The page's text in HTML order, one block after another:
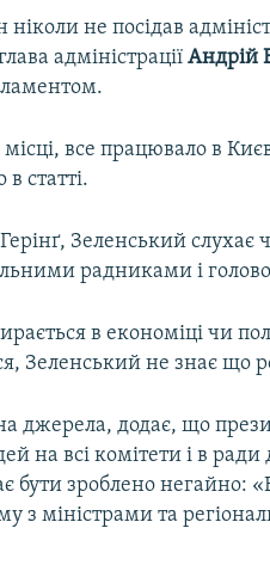
не посідав
адміністраціїАндрій
все працювало в
статті.
Зеленський слухає
радниками і
в економіці чи
Зеленський не знає що
джерела, додає, що
на всі комітети і в ради
бути зроблено негайно:
з міністрами та